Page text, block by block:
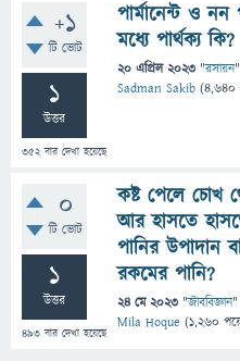
+1
টি ভোট
1
উত্তর
352বার দেখা হয়েছে
পার্মানেন্ট ও নন
মধ্যে পার্থক্য কি?
20 এপ্রিল 2023 "রসায়ন
Sadman Sakib (4,640
0
টি ভোট
1
উত্তর
493 বার দেখা হয়েছে
কষ্ট পেলে চোখ
আর হাসতে
পানির
রকমের পানি?
24 মে 2023 "জীববিজ্ঞান"
Mila Hoque (1,260